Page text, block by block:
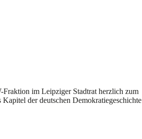
im Leipziger Stadtrat herzlich zum
der deutschen